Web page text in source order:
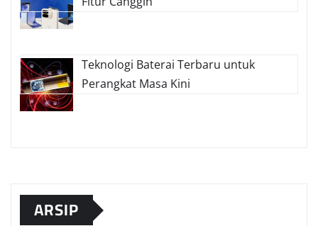
Teknologi Baterai Terbaru untuk
Perangkat Masa Kini
ARSIP